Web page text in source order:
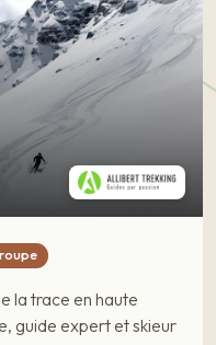
la trace en haute
guide expert et skieur